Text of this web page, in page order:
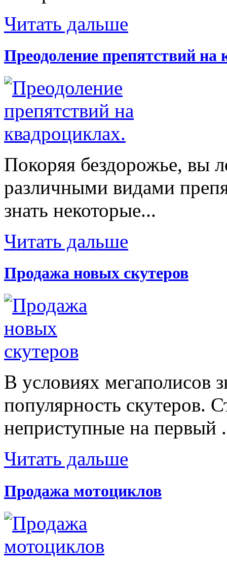
Читать дальше
Преодоление препятствий на
Покоряя бездорожье, вы
различными видами
знать некоторые...
Читать дальше
Продажа новых скутеров
В условиях мегаполисов
популярность скутеров.
неприступные на первый
Читать дальше
Продажа мотоциклов